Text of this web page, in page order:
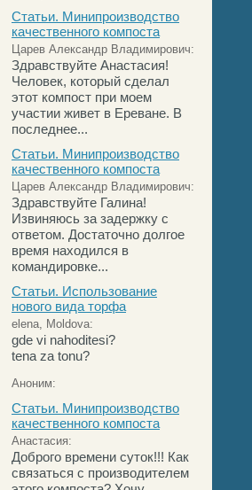
Статьи. Минипроизводство
качественного компоста
Царев Александр Владимирович:
Здравствуйте Анастасия!
Человек, который сделал
этот компост при моем
участии живет в Ереване. В
последнее...
Статьи. Минипроизводство
качественного компоста
Царев Александр Владимирович:
Здравствуйте Галина!
Извиняюсь за задержку с
ответом. Достаточно долгое
время находился в
командировке...
Статьи. Использование
нового вида торфа
elena, Moldova:
gde vi nahoditesi?
tena za tonu?
Аноним:
Статьи. Минипроизводство
качественного компоста
Анастасия:
Доброго времени суток!!! Как
связаться с производителем